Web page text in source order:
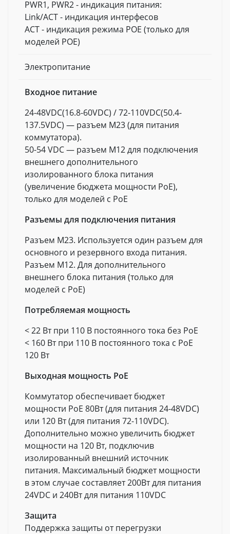
PWR1, PWR2 - индикация питания:
Link/ACT - индикация интерфесов
ACT - индикация режима POE (только для
моделей POE)
Электропитание
Входное питание
24-48VDC(16.8-60VDC) / 72-110VDC(50.4-
137.5VDC) — разъем M23 (для питания
коммутатора).
50-54 VDC — разъем M12 для подключения
внешнего дополнительного
изолированного блока питания
(увеличение бюджета мощности PoE),
только для моделей с PoE
Разъемы для подключения питания
Разъем M23. Используется один разъем для
основного и резервного входа питания.
Разъем M12. Для дополнительного
внешнего блока питания (только для
моделей с PoE)
Потребляемая мощность
< 22 Вт при 110 В постоянного тока без PoE
< 160 Вт при 110 В постоянного тока с PoE
120 Вт
Выходная мощность PoE
Коммутатор обеспечивает бюджет
мощности PoE 80Вт (для питания 24-48VDC)
или 120 Вт (для питания 72-110VDC).
Дополнительно можно увеличить бюджет
мощности на 120 Вт, подключив
изолированный внешний источник
питания. Максимальный бюджет мощности
в этом случае составляет 200Вт для питания
24VDC и 240Вт для питания 110VDC
Защита
Поддержка защиты от перегрузки